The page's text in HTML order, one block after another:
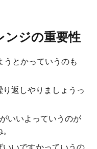
ンジの重要性
うとかっていうのも
返しやりましょうっ
いいよっていうのが